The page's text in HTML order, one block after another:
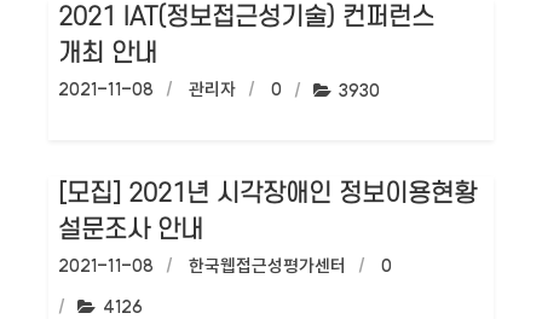
2021 IAT(정보접근성기술) 컨퍼런스
개최 안내
작성일:
2021-11-08 작성자:
관리자 댓글수:
0 조회수:
3930
[모집] 2021년 시각장애인 정보이용현황
설문조사 안내
작성일:
2021-11-08 작성자:
한국웹접근성평가센터 댓글수:
0
조회수:
4126